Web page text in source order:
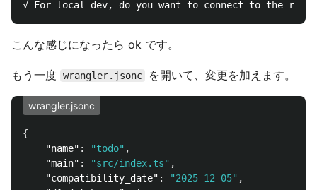
こんな感じになったら ok です。
もう一度 wrangler.jsonc を開いて、変更を加えます。
wrangler.jsonc
{
"name" : "todo" ,
"main" : "src/index.ts" ,
"compatibility_date" : "2025-12-05" ,